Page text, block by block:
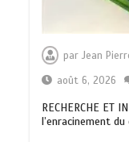
parJean
août 6, 2026
RECHERCHE ET
l’enracinement